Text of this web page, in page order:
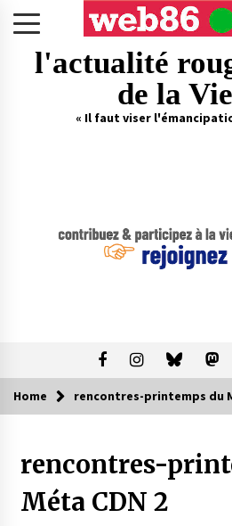
l'actualité
de la
« Il faut viser
Home rencontres-printemps du
rencontres-
Méta CDN 2